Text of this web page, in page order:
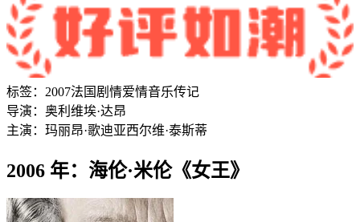
标签： 2007法国 剧情爱情音乐传记
导演： 奥利维埃·达昂
主演： 玛丽昂·歌迪亚西尔维·泰斯蒂
2006 年：海伦·米伦《女王》